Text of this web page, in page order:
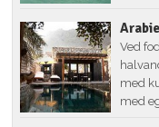
Ved
med
med